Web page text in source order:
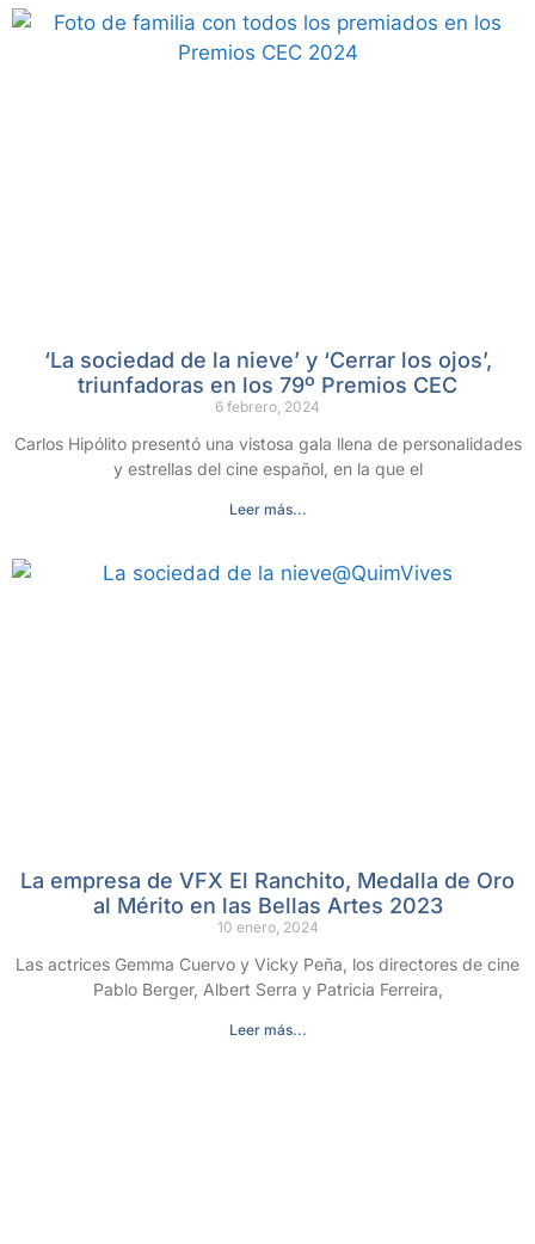
‘La sociedad de la nieve’ y ‘Cerrar los ojos’,
triunfadoras en los 79º Premios CEC
6 febrero, 2024
Carlos Hipólito presentó una vistosa gala llena de personalidades
y estrellas del cine español, en la que el
Leer más...
La empresa de VFX El Ranchito, Medalla de Oro
al Mérito en las Bellas Artes 2023
10 enero, 2024
Las actrices Gemma Cuervo y Vicky Peña, los directores de cine
Pablo Berger, Albert Serra y Patricia Ferreira,
Leer más...